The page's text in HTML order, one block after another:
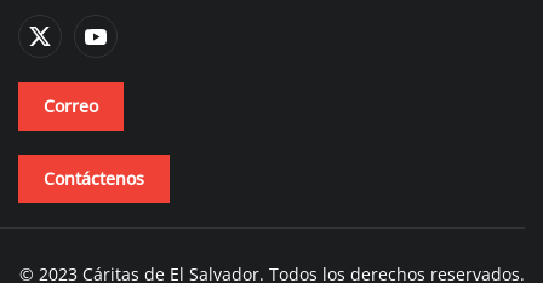
Correo
Contáctenos
© 2023 Cáritas de El Salvador. Todos los derechos reservados.